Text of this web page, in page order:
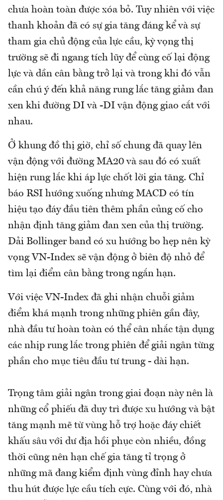
chưa hoàn toàn được xóa bỏ. Tuy nhiên với việc
thanh khoản đã có sự gia tăng đáng kể và sự
tham gia chủ động của lực cầu, kỳ vọng thị
trường sẽ đi ngang tích lũy để cùng cố lại động
lực và dần cân bằng trở lại và trong khi đó vẫn
cần chú ý đến khả năng rung lắc tăng giảm đan
xen khi đường DI và -DI vận động giao cắt với
nhau.
Ở khung đồ thị giờ, chỉ số chung đã quay lên
vận động với đường MA20 và sau đó có xuất
hiện rung lắc khi áp lực chốt lời gia tăng. Chỉ
báo RSI hướng xuống nhưng MACD có tín
hiệu tạo đáy đầu tiên thêm phần củng cố cho
nhận định tăng giảm đan xen của thị trường.
Dải Bollinger band có xu hướng bo hẹp nên kỳ
vọng VN-Index sẽ vận động ở biên độ nhỏ để
tìm lại điểm cân bằng trong ngắn hạn.
Với việc VN-Index đã ghi nhận chuỗi giảm
điểm khá mạnh trong những phiên gần đây,
nhà đầu tư hoàn toàn có thể cân nhắc tận dụng
các nhịp rung lắc trong phiên để giải ngân từng
phần cho mục tiêu đầu tư trung - dài hạn.
Trọng tâm giải ngân trong giai đoạn này nên là
những cổ phiếu đã duy trì được xu hướng và bật
tăng mạnh mẽ từ vùng hỗ trợ hoặc đáy chiết
khấu sâu với dư địa hồi phục còn nhiều, đồng
thời cũng nên hạn chế gia tăng tỉ trọng ở
những mã đang kiểm định vùng đỉnh hay chưa
thu hút được lực cầu tích cực. Cùng với đó, nhà